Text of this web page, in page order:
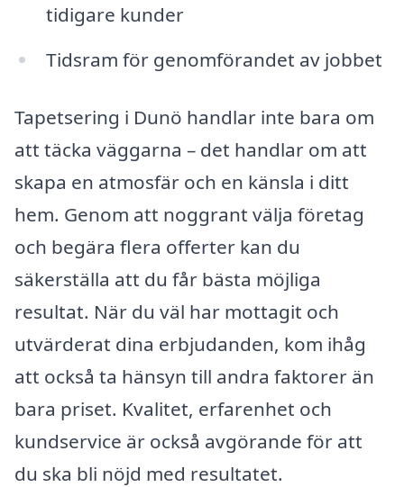
tidigare kunder
Tidsram för genomförandet av jobbet
Tapetsering i Dunö handlar inte bara om
att täcka väggarna – det handlar om att
skapa en atmosfär och en känsla i ditt
hem. Genom att noggrant välja företag
och begära flera offerter kan du
säkerställa att du får bästa möjliga
resultat. När du väl har mottagit och
utvärderat dina erbjudanden, kom ihåg
att också ta hänsyn till andra faktorer än
bara priset. Kvalitet, erfarenhet och
kundservice är också avgörande för att
du ska bli nöjd med resultatet.